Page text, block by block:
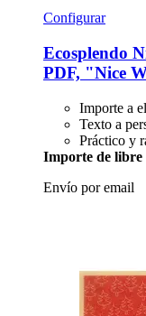
Configurar
Ecosplendo
PDF, "Nice
Importe a
Texto a
Práctico y
Importe de libre
Envío por email